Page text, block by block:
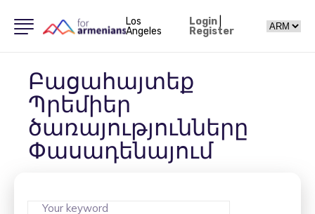
Los
Angeles
Login|
Register
Բացահայտեք
Պրեմիեր
ծառայությունները
Փասադենայում